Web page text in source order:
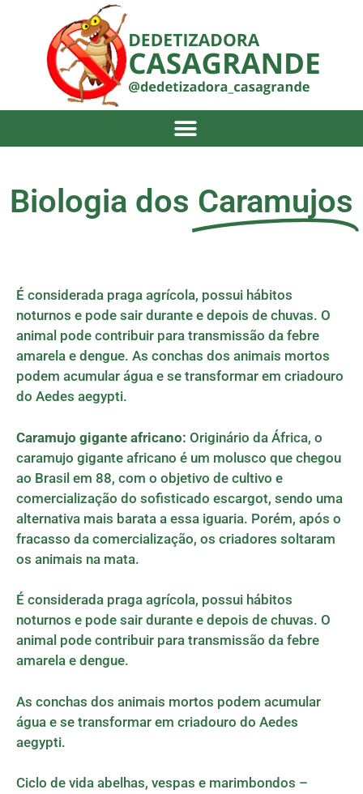
Biologia dos Caramujos
É considerada praga agrícola, possui hábitos
noturnos e pode sair durante e depois de chuvas. O
animal pode contribuir para transmissão da febre
amarela e dengue. As conchas dos animais mortos
podem acumular água e se transformar em criadouro
do Aedes aegypti.
Caramujo gigante africano: Originário da África, o
caramujo gigante africano é um molusco que chegou
ao Brasil em 88, com o objetivo de cultivo e
comercialização do sofisticado escargot, sendo uma
alternativa mais barata a essa iguaria. Porém, após o
fracasso da comercialização, os criadores soltaram
os animais na mata.
É considerada praga agrícola, possui hábitos
noturnos e pode sair durante e depois de chuvas. O
animal pode contribuir para transmissão da febre
amarela e dengue.
As conchas dos animais mortos podem acumular
água e se transformar em criadouro do Aedes
aegypti.
Ciclo de vida abelhas, vespas e marimbondos –